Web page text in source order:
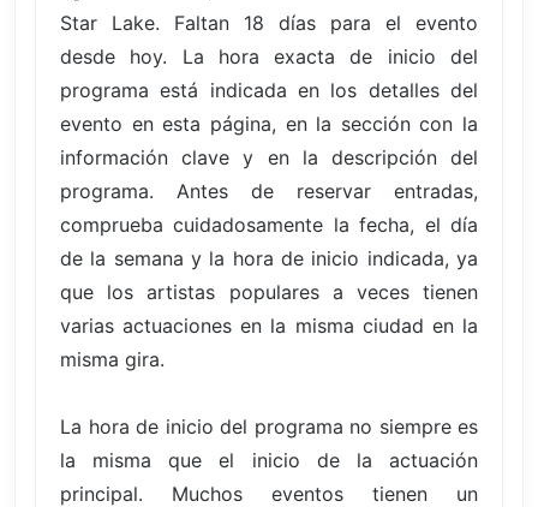
Star Lake. Faltan 18 días para el evento
desde hoy. La hora exacta de inicio del
programa está indicada en los detalles del
evento en esta página, en la sección con la
información clave y en la descripción del
programa. Antes de reservar entradas,
comprueba cuidadosamente la fecha, el día
de la semana y la hora de inicio indicada, ya
que los artistas populares a veces tienen
varias actuaciones en la misma ciudad en la
misma gira.
La hora de inicio del programa no siempre es
la misma que el inicio de la actuación
principal. Muchos eventos tienen un